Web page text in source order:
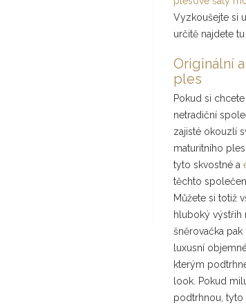
Vyzkoušejte si
určitě najdete
Originální
ples
Pokud si
netradiční
zajisté okouzlí
maturitního
tyto skvostné a
těchto
Můžete si totiž
hluboký výstřih
šněrovačka
luxusní
kterým
look. Pokud
podtrhnou, tyto